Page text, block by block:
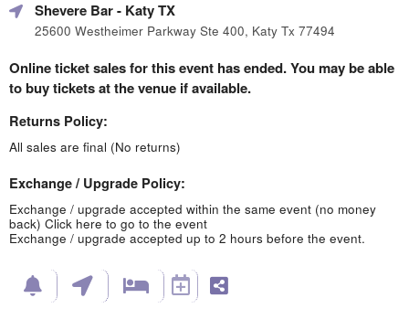
Shevere Bar- Katy TX
25600 Westheimer Parkway Ste 400, Katy Tx 77494
Online ticket sales for this event has ended. You may be able
to buy tickets at the venue if available.
Returns Policy:
All sales are final (No returns)
Exchange / Upgrade Policy:
Exchange / upgrade accepted within the same event (no money
back) Click here to go to the event
Exchange / upgrade accepted up to 2 hours before the event.